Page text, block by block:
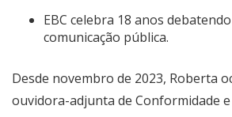
EBC celebra 18 anos
comunicação pública.
Desde novembro de 2023, Roberta
ouvidora-adjunta de Conformidade